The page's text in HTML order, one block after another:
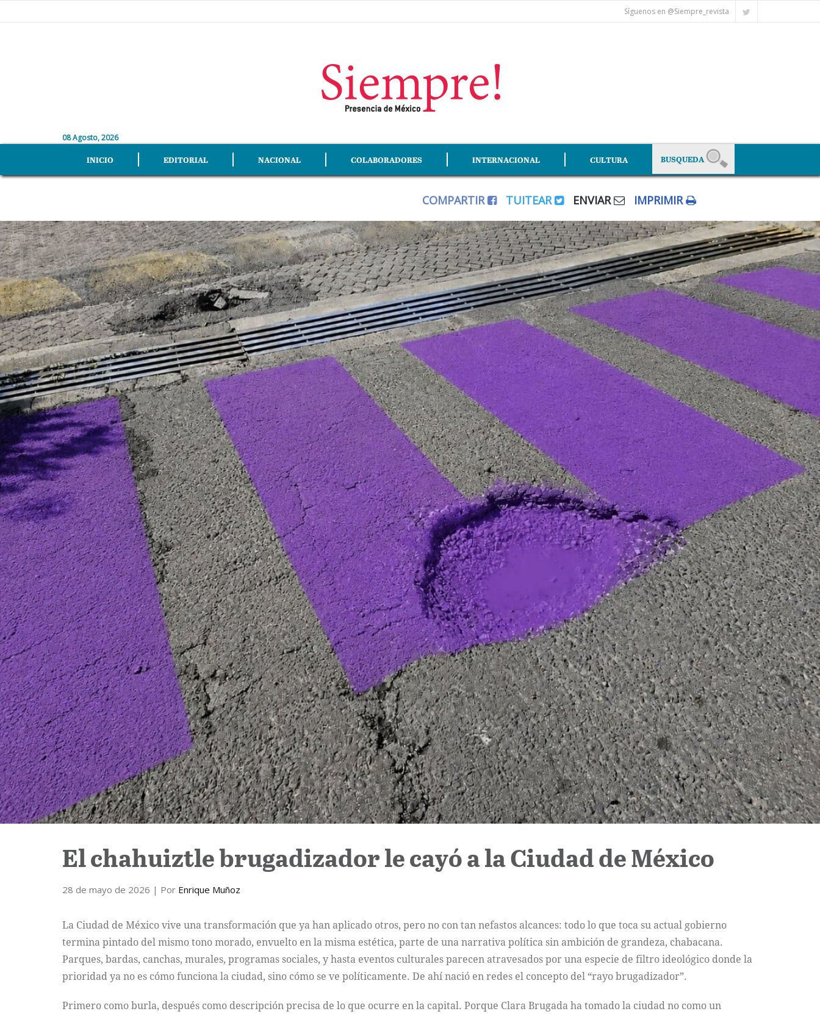
Síguenos en @Siempre_revista
08 Agosto, 2026
INICIO EDITORIAL NACIONAL COLABORADORES INTERNACIONAL CULTURA
COMPARTIR TUITEAR ENVIAR IMPRIMIR
El chahuiztle brugadizador le cayó a la Ciudad de México
28 de mayo de 2026 | Por Enrique Muñoz
La Ciudad de México vive una transformación que ya han aplicado otros, pero no con tan nefastos alcances: todo lo que toca su actual gobierno
termina pintado del mismo tono morado, envuelto en la misma estética, parte de una narrativa política sin ambición de grandeza, chabacana.
Parques, bardas, canchas, murales, programas sociales, y hasta eventos culturales parecen atravesados por una especie de filtro ideológico donde la
prioridad ya no es cómo funciona la ciudad, sino cómo se ve políticamente. De ahí nació en redes el concepto del “rayo brugadizador”.
Primero como burla, después como descripción precisa de lo que ocurre en la capital. Porque Clara Brugada ha tomado la ciudad no como un